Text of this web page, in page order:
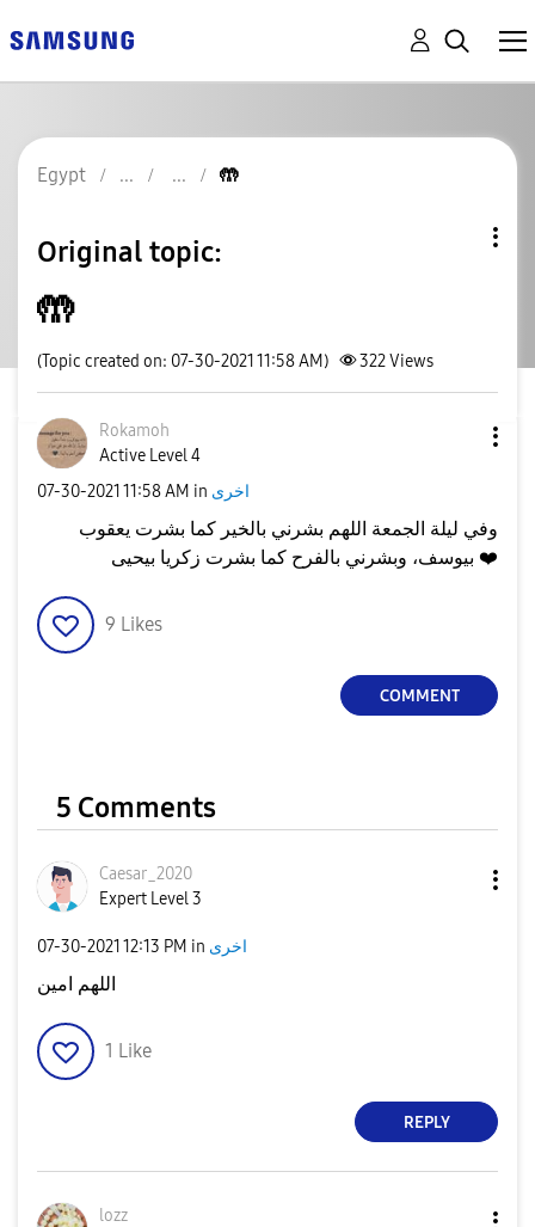
Egypt 🤲
Original topic:
🤲
(Topic created on: 07-30-2021 11:58 AM) 322Views
Rokamoh
Active Level 4
‎07-30-2021 11:58 AM in اخرى
وفي ليلة الجمعة اللهم بشرني بالخير كما بشرت يعقوب
❤️
9 Likes
COMMENT
5 Comments
Caesar_2020
Expert Level 3
‎07-30-2021 12:13 PM in اخرى
اللهم امين
1 Like
REPLY
lozz